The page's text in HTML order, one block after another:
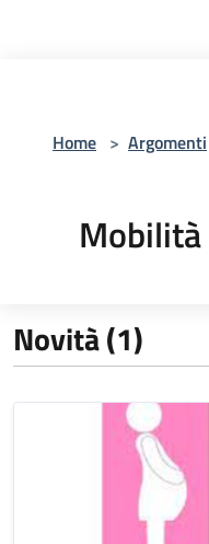
Home > Argomenti
Novità (1)